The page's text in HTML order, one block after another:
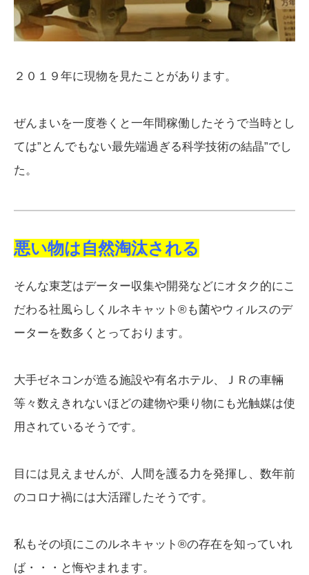
２０１９年に現物を見たことがあります。
ぜんまいを一度巻くと一年間稼働したそうで当時とし
ては”とんでもない最先端過ぎる科学技術の結晶”でし
た。
悪い物は自然淘汰される
そんな東芝はデーター収集や開発などにオタク的にこ
だわる社風らしくルネキャット®も菌やウィルスのデ
ーターを数多くとっております。
大手ゼネコンが造る施設や有名ホテル、ＪＲの車輛
等々数えきれないほどの建物や乗り物にも光触媒は使
用されているそうです。
目には見えませんが、人間を護る力を発揮し、数年前
のコロナ禍には大活躍したそうです。
私もその頃にこのルネキャット®の存在を知っていれ
ば・・・と悔やまれます。